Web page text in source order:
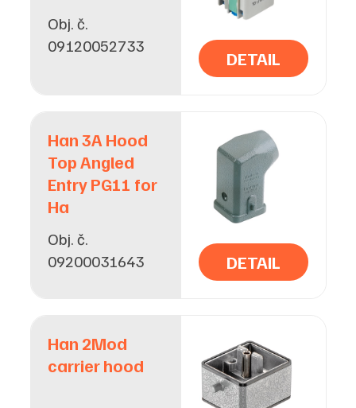
Obj. č.
09120052733
DETAIL
Han 3A Hood
Top Angled
Entry PG11 for
Ha
Obj. č.
09200031643
DETAIL
Han 2Mod
carrier hood